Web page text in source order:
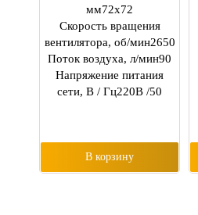
мм72х72
Скорость вращения
вентилятора, об/мин2650
Поток воздуха, л/мин90
Напряжение питания
сети, В / Гц220В /50
В корзину